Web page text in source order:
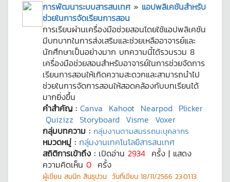
การพัฒนาระบบสารสนเทศ » แอปพลิเคชันสำหรับ
ช่วยในการจัดเรียนการสอน
การเรียนผ่านเครื่องมือช่วยสอนโดยใช้แอปพลิเคชัน
มีบทบาทในการส่งเสริมและช่วยเหลืออาจารย์และ
นักศึกษาเป็นอย่างมาก บทความนี้ได้รวบรวม 8
เครื่องมือช่วยสอนสำหรับอาจารย์ในการช่วยจัดการ
เรียนการสอนให้เกิดความสะดวกและสามารถนำไป
ช่วยในการจัดการสอนให้สอดคล้องกับบทเรียนได้
มากยิ่งขึ้น
คำสำคัญ : Canva Kahoot Nearpod Plicker
Quizizz Storyboard Visme Voxer
กลุ่มบทความ : กลุ่มงานตามสมรรถนะบุคลากร
หมวดหมู่ : กลุ่มงานเทคโนโลยีสารสนเทศ
สถิติการเข้าถึง : เปิดอ่าน 2934 ครั้ง | แสดง
ความคิดเห็น 0 ครั้ง
ผู้เขียน สมนึก สินธุปวน วันที่เขียน 18/11/2566 23:01:13